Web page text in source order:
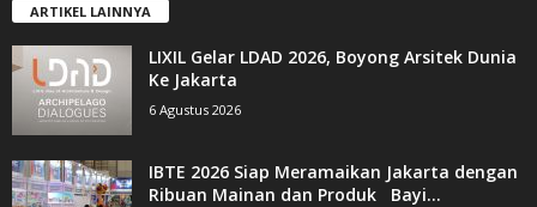
ARTIKEL LAINNYA
LIXIL Gelar LDAD 2026, Boyong Arsitek Dunia
Ke Jakarta
6 Agustus 2026
IBTE 2026 Siap Meramaikan Jakarta dengan
Ribuan Mainan dan Produk Bayi...